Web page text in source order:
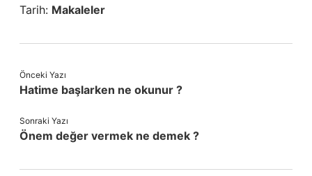
Tarih: Makaleler
Önceki Yazı
Hatime başlarken ne okunur ?
Sonraki Yazı
Önem değer vermek ne demek ?